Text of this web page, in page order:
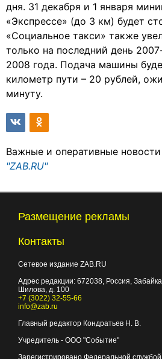
дня. 31 декабря и 1 января
«Экспрессе» (до 3 км) будет
«Социальное такси» также
только на последний день
2008 года. Подача машины
километр пути – 20 рублей,
минуту.
Важные и оперативные
"ZAB.RU"
Размещение рекламы
Контакты
Сетевое издание ZAB.RU
Адрес редакции: 672038, Россия,
Шилова, д. 100
+7 (3022) 32-55-66
info@zab.ru
Главный редактор Кондратьев Н. В.
Учредитель - ООО "Событие"
Зарегистрировано Федеральной